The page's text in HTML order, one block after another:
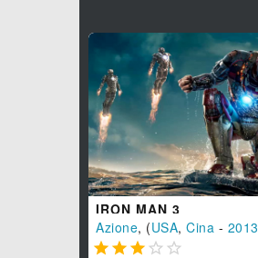
IRON MAN 3
Azione, (USA, Cina - 2013
    